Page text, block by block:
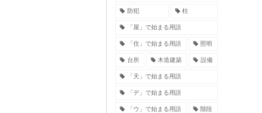
防犯 柱
「屋」で始まる用語
「住」で始まる用語 照明
台所 木造建築 設備
「天」で始まる用語
「デ」で始まる用語
「ウ」で始まる用語 階段